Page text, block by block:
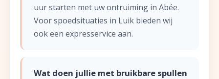
uur starten met uw ontruiming in Abée.
Voor spoedsituaties in Luik bieden wij
ook een expresservice aan.
Wat doen jullie met bruikbare spullen